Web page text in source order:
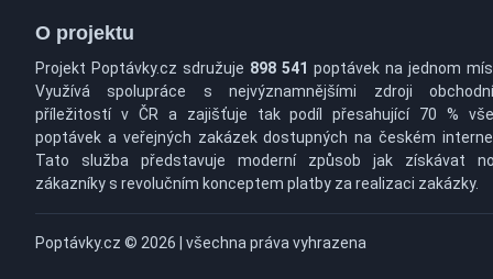
O projektu
Projekt Poptávky.cz sdružuje 898 541 poptávek na jednom
Využívá spolupráce s nejvýznamnějšími zdroji
příležitostí v ČR a zajišťuje tak podíl přesahující 70 %
poptávek a veřejných zakázek dostupných na českém
Tato služba představuje moderní způsob jak získávat
zákazníky s revolučním konceptem platby za realizaci zakázky.
Poptávky.cz © 2026 | všechna práva vyhrazena